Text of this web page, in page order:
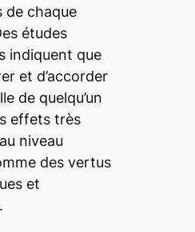
de chaque
études
indiquent que
et d’accorder
de quelqu’un
effets très
niveau
des vertus
et